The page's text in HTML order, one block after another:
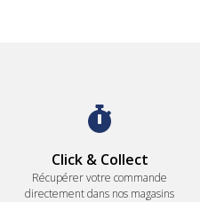
Click & Collect
Récupérer votre commande
directement dans nos magasins